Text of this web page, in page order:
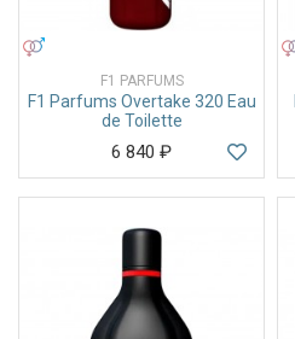
F1 PARFUMS
F1 Parfums Overtake 320 Eau
de Toilette
6 840 ₽